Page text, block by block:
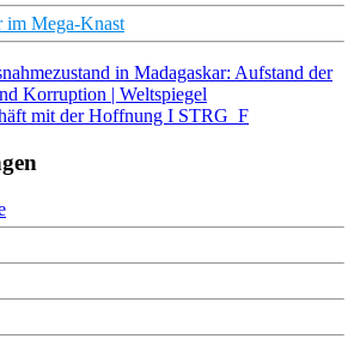
Mega-Knast
in Madagaskar: Aufstand der
Korruption | Weltspiegel
mit der Hoffnung I STRG_F